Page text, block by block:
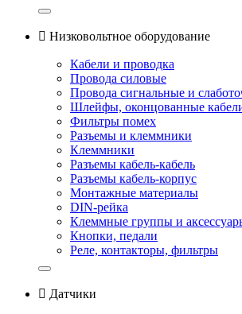
 Низковольтное оборудование
Кабели и проводка
Провода силовые
Провода сигнальные и
Шлейфы, оконцованные
Фильтры помех
Разъемы и клеммники
Клеммники
Разъемы кабель-кабель
Разъемы кабель-корпус
Монтажные материалы
DIN-рейка
Клеммные группы и
Кнопки, педали
Реле, контакторы, фильтры
 Датчики